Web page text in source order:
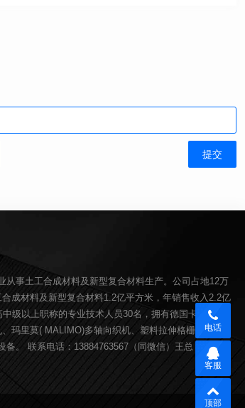
从事土工合成材料及新型复合材料生产。公司占地12万
成材料及新型复合材料1.2亿平方米，年销售收入2.2亿
级以上职称的专业技术人员30名，拥有德国卡尔迈耶(
玛里莫( MALIMO)多轴向织机、塑料拉伸格栅生产线、
备。 联系电话：13884763567（同微信）王总
电话
客服
顶部